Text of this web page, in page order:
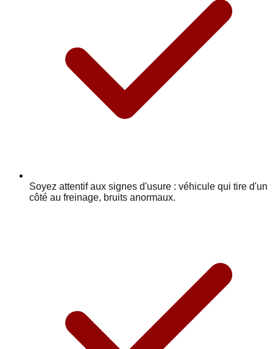
Soyez attentif aux signes d'usure : véhicule qui tire d'un
côté au freinage, bruits anormaux.